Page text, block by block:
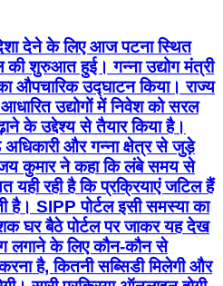
देने के लिए आज पटना स्थित
शुरुआत हुई। गन्ना उद्योग मंत्री
औपचारिक उद्घाटन किया। राज्य
उद्योगों में निवेश को सरल
के उद्देश्य से तैयार किया है।
और गन्ना क्षेत्र से जुड़े
कुमार ने कहा कि लंबे समय से
यही रही है कि प्रक्रियाएं जटिल हैं
है। SIPP पोर्टल इसी समस्या का
घर बैठे पोर्टल पर जाकर यह देख
लगाने के लिए कौन-कौन से
है, कितनी सब्सिडी मिलेगी और